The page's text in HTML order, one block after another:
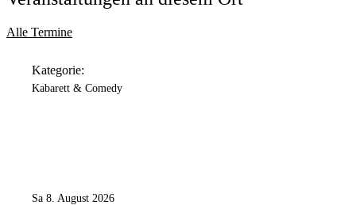
Alle Termine
Kategorie:
Kabarett & Comedy
Sa 8. August 2026